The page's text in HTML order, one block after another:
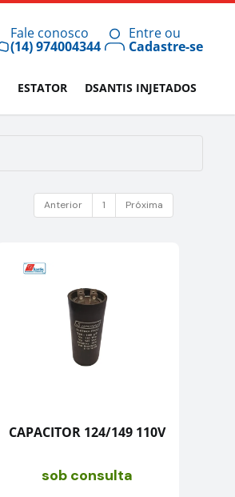
Fale conosco
(14) 974004344
Entre ou
Cadastre-se
ESTATOR DSANTIS INJETADOS
Anterior 1 Próxima
CAPACITOR 124/149 110V
sob consulta